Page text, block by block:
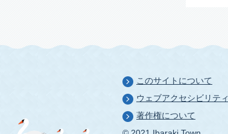
このサイトについて
ウェブアクセシビリティ
著作権について